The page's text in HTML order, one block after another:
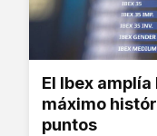
El Ibex
máximo
puntos